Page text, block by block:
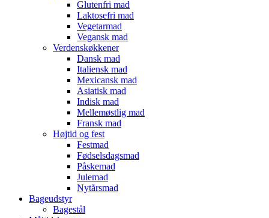
Glutenfri mad
Laktosefri mad
Vegetarmad
Vegansk mad
Verdenskøkkener
Dansk mad
Italiensk mad
Mexicansk mad
Asiatisk mad
Indisk mad
Mellemøstlig mad
Fransk mad
Højtid og fest
Festmad
Fødselsdagsmad
Påskemad
Julemad
Nytårsmad
Bageudstyr
Bagestål